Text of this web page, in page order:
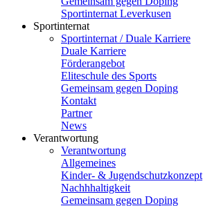
Sportinternat Leverkusen
Sportinternat
Sportinternat / Duale Karriere
Duale Karriere
Förderangebot
Eliteschule des Sports
Gemeinsam gegen Doping
Kontakt
Partner
News
Verantwortung
Verantwortung
Allgemeines
Kinder- & Jugendschutzkonzept
Nachhhaltigkeit
Gemeinsam gegen Doping